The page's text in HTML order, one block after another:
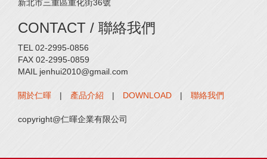
新北市三重區重化街36號
CONTACT / 聯絡我們
TEL 02-2995-0856
FAX 02-2995-0859
MAIL jenhui2010@gmail.com
關於仁暉 | 產品介紹 | DOWNLOAD | 聯絡我們
copyright@仁暉企業有限公司